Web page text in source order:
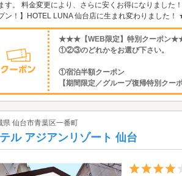
す。 料金変更により、さらに安くお得になりました
ン！】HOTEL LUNA 仙台店に生まれ変わりまし
★★★【WEB限定】特別クーポン
①②③のどれかをお選び下さい。
①宿泊半額クーポン
【期間限定／グループ復帰特別クー
県 仙台市青葉区一番町
ル アジアンリゾート 仙台